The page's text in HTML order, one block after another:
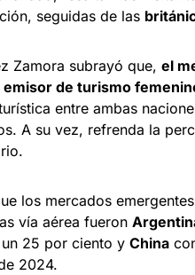
seguidas de las
Zamora subrayó que, el
emisor de turismo
entre ambas
A su vez, refrenda la
los mercados
vía aérea fueron
25 por ciento y China
2024.